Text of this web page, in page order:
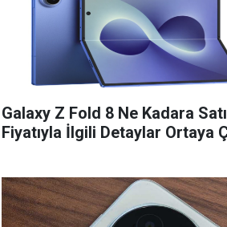
Galaxy Z Fold 8 Ne Kadara
Fiyatıyla İlgili Detaylar Ortaya